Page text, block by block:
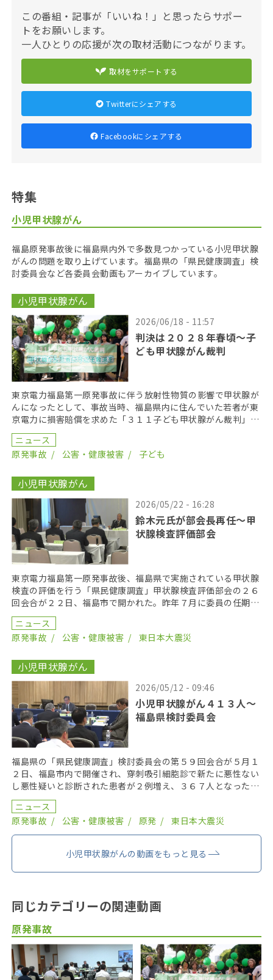
この番組・記事が「いいね！」と思ったらサポー
トをお願いします。
一人ひとりの応援が次の取材活動につながります。
取材をサポートする
Twitterにシェアする
Facebookにシェアする
特集
小児甲状腺がん
福島原発事故後に福島県内外で多数見つかっている小児甲状腺
がんの問題を取り上げています。福島県の「県民健康調査」検
討委員会など各委員会動画もアーカイブしています。
小児甲状腺がん
2026/06/18 - 11:57
判決は２０２８年春頃〜子
ども甲状腺がん裁判
東京電力福島第一原発事故に伴う放射性物質の影響で甲状腺が
んになったとして、事故当時、福島県内に住んでいた若者が東
京電力に損害賠償を求めた「３１１子ども甲状腺がん裁判」の
第１８回口頭弁論が２０２６年６月１７日に開かれた。裁 […]
ニュース
原発事故
公害・健康被害 子ども
小児甲状腺がん
2026/05/22 - 16:28
鈴木元氏が部会長再任〜甲
状腺検査評価部会
東京電力福島第一原発事故後、福島県で実施されている甲状腺
検査の評価を行う「県民健康調査」甲状腺検査評価部会の２６
回会合が２２日、福島市で開かれた。昨年７月に委員の任期を
終え、委員が改選されてから初の開催となり、鈴木元保内 […]
ニュース
原発事故
公害・健康被害 東日本大震災
小児甲状腺がん
2026/05/12 - 09:46
小児甲状腺がん４１３人〜
福島県検討委員会
福島県の「県民健康調査」検討委員会の第５９回会合が５月１
２日、福島市内で開催され、穿刺吸引細胞診で新たに悪性ない
し悪性疑いと診断された患者が２例増え、３６７人となった。
２０１９年までにがん登録で把握された集計外の患者４７ […]
ニュース
原発事故
公害・健康被害 原発 東日本大震災
小児甲状腺がんの動画をもっと見る
同じカテゴリーの関連動画
原発事故